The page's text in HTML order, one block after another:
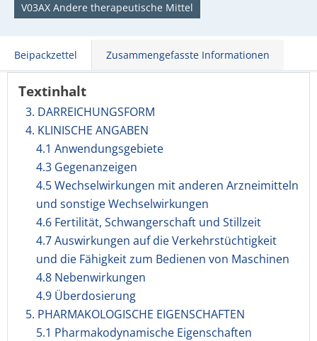
V03AX Andere therapeutische Mittel
Beipackzettel Zusammengefasste Informationen
Textinhalt
3. DARREICHUNGSFORM
4. KLINISCHE ANGABEN
4.1 Anwendungsgebiete
4.3 Gegenanzeigen
4.5 Wechselwirkungen mit anderen Arzneimitteln
und sonstige Wechselwirkungen
4.6 Fertilität, Schwangerschaft und Stillzeit
4.7 Auswirkungen auf die Verkehrstüchtigkeit
und die Fähigkeit zum Bedienen von Maschinen
4.8 Nebenwirkungen
4.9 Überdosierung
5. PHARMAKOLOGISCHE EIGENSCHAFTEN
5.1 Pharmakodynamische Eigenschaften